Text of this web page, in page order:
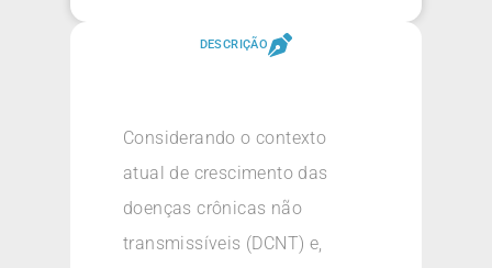
DESCRIÇÃO
Considerando o contexto
atual de crescimento das
doenças crônicas não
transmissíveis (DCNT) e,